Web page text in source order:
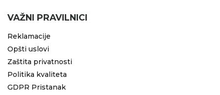
VAŽNI PRAVILNICI
Reklamacije
Opšti uslovi
Zaštita privatnosti
Politika kvaliteta
GDPR Pristanak